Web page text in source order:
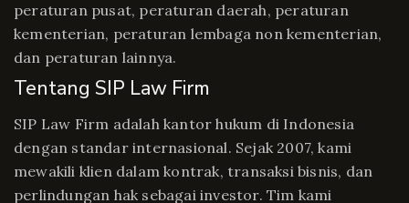
peraturan pusat, peraturan daerah, peraturan
kementerian, peraturan lembaga non kementerian,
dan peraturan lainnya.
Tentang SIP Law Firm
SIP Law Firm adalah kantor hukum di Indonesia
dengan standar internasional. Sejak 2007, kami
mewakili klien dalam kontrak, transaksi bisnis, dan
perlindungan hak sebagai investor. Tim kami